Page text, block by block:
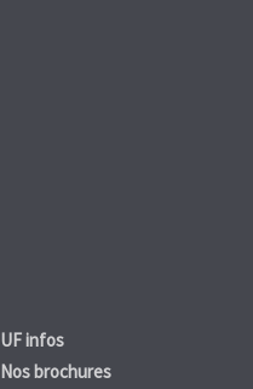
UF infos
Nos brochures